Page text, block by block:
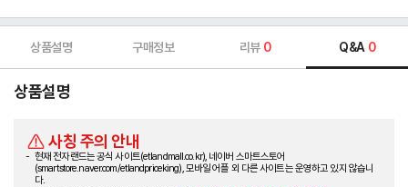
상품설명 구매정보 리뷰 0 Q&A 0
상품설명
사칭 주의 안내
현재 전자랜드는 공식 사이트(etlandmall.co.kr), 네이버 스마트스토어
(smartstore.naver.com/etlandpriceking), 모바일 어플 외 다른 사이트는 운영하고 있지 않습니
다.